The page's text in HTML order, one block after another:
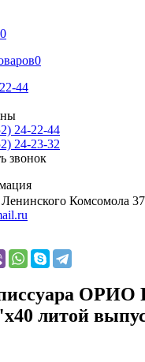
0
0
44
24-22-44
24-23-32
звонок
Ленинского Комсомола
ОРИО
литой